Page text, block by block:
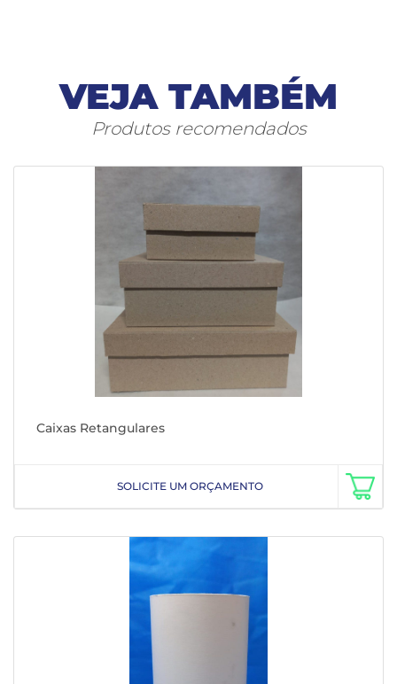
VEJA TAMBÉM
Produtos recomendados
Caixas Retangulares
SOLICITE UM ORÇAMENTO